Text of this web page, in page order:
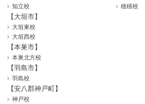
知立校 穂積校
【大垣市】
大垣東校
大垣西校
【本巣市】
本巣北方校
【羽島市】
羽島校
【安八郡神戸町】
神戸校